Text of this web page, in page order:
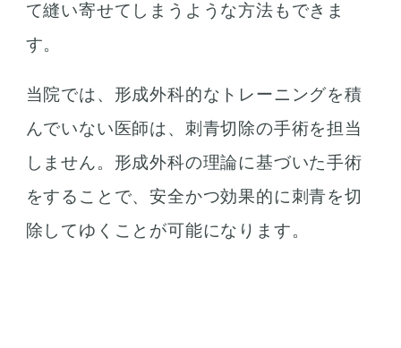
て縫い寄せてしまうような方法もできま
す。
当院では、形成外科的なトレーニングを積
んでいない医師は、刺青切除の手術を担当
しません。形成外科の理論に基づいた手術
をすることで、安全かつ効果的に刺青を切
除してゆくことが可能になります。